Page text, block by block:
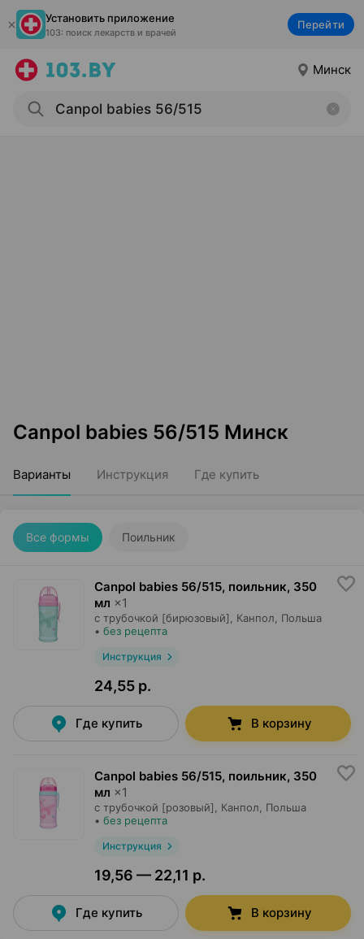
Установить приложение
103: поиск лекарств и врачей
Перейти
Минск
Canpol babies 56/515 Минск
Варианты Инструкция Где купить
Все формы Поильник
Canpol babies 56/515, поильник, 350
мл ×1
с трубочкой [бирюзовый], Канпол , Польша
• без рецепта
Инструкция
24,55 р.
Где купить В корзину
Canpol babies 56/515, поильник, 350
мл ×1
с трубочкой [розовый], Канпол , Польша
• без рецепта
Инструкция
19,56 — 22,11 р.
Где купить В корзину